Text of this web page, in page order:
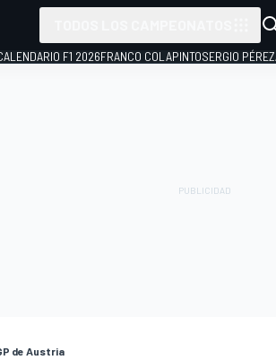
F1 2026FRANCO COLAPINTOSERGIO PÉREZ
de Austria